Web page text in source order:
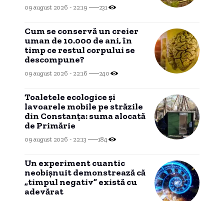
09 august 2026 - 22:19 231
Cum se conservă un creier
uman de 10.000 de ani, în
timp ce restul corpului se
descompune?
09 august 2026 - 22:16 240
Toaletele ecologice și
lavoarele mobile pe străzile
din Constanța: suma alocată
de Primărie
09 august 2026 - 22:13 184
Un experiment cuantic
neobișnuit demonstrează că
„timpul negativ” există cu
adevărat